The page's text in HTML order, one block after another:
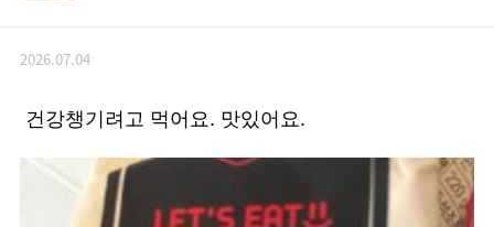
2026.07.04
건강챙기려고 먹어요. 맛있어요.